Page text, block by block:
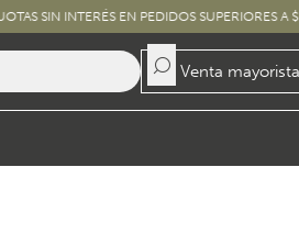
EN PEDIDOS SUPERIORES A $600.000
Venta mayorista